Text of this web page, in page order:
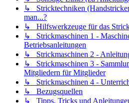
↳ Stricktechniken
man...?
↳ Hilfswerkzeuge für das
↳ Strickmaschinen 1 -
Betriebsanleitungen
↳ Strickmaschinen 2 -
↳ Strickmaschinen 3 -
Mitgliedern für Mitglieder
↳ Strickmaschinen 4 -
↳ Bezugsquellen
↳ Tipps, Tricks und